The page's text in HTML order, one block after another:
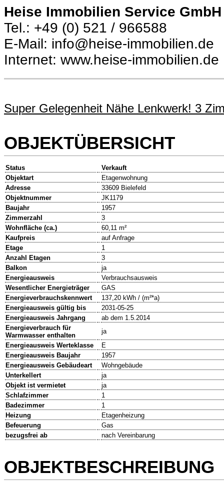
Heise Immobilien Service GmbH
Tel.: +49 (0) 521 / 966588
E-Mail: info@heise-immobilien.de
Internet: www.heise-immobilien.de
Super Gelegenheit Nähe Lenkwerk! 3
OBJEKTÜBERSICHT
Status
Verkauft
Objektart
Etagenwohnung
Adresse
33609 Bielefeld
Objektnummer
JK1179
Baujahr
1957
Zimmerzahl
3
Wohnfläche (ca.)
60,11 m²
Kaufpreis
auf Anfrage
Etage
1
Anzahl Etagen
3
Balkon
ja
Energieausweis
Verbrauchsausweis
Wesentlicher Energieträger
GAS
Energieverbrauchskennwert
137,20 kWh / (m²*a)
Energieausweis gültig bis
2031-05-25
Energieausweis Jahrgang
ab dem 1.5.2014
Energieverbrauch für
Warmwasser enthalten
ja
Energieausweis Werteklasse
E
Energieausweis Baujahr
1957
Energieausweis Gebäudeart
Wohngebäude
Unterkellert
ja
Objekt ist vermietet
ja
Schlafzimmer
1
Badezimmer
1
Heizung
Etagenheizung
Befeuerung
Gas
bezugsfrei ab
nach Vereinbarung
OBJEKTBESCHREIBUNG